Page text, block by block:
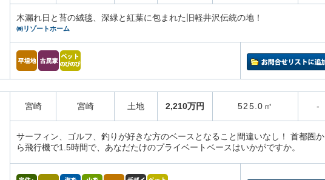
木漏れ日と苔の絨毯、深緑と紅葉に包まれた旧軽井沢伝統の地！
㈱リゾートホーム
宮崎 宮崎 土地 2,210万円 525.0㎡ -
サーフィン、ゴルフ、釣りが好きな方のベースとなること間違いなし！ 首都圏か
ら飛行機で1.5時間で、あなだたけのプライベートベースはいかがですか。